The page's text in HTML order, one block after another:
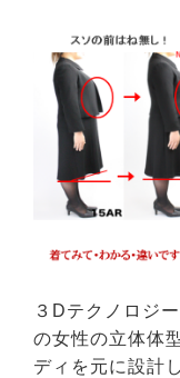
３Dテクノロジ
の女性の立体体
ディを元に設計